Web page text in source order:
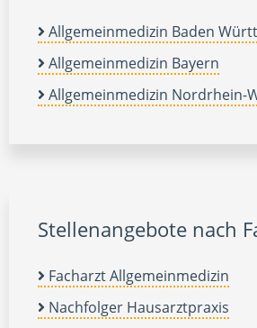
Allgemeinmedizin Baden
Allgemeinmedizin Bayern
Allgemeinmedizin Nordrhein-
Stellenangebote nach
Facharzt Allgemeinmedizin
Nachfolger Hausarztpraxis